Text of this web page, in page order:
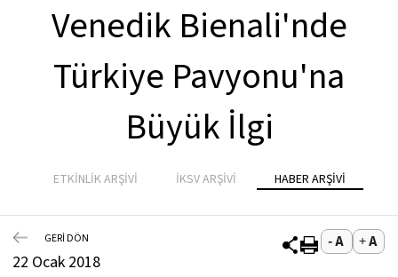
Venedik Bienali'nde
Türkiye Pavyonu'na
Büyük İlgi
ETKİNLİK ARŞİVİ İKSV ARŞİVİ HABER ARŞİVİ
GERİ DÖN
22 Ocak 2018